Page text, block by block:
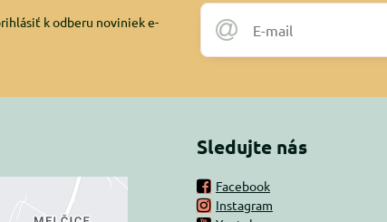
k odberu noviniek e-
Sledujte nás
Facebook
Instagram